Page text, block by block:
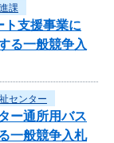
課
ト支援事業に
る一般競争入
センター
ー通所用バス
一般競争入札